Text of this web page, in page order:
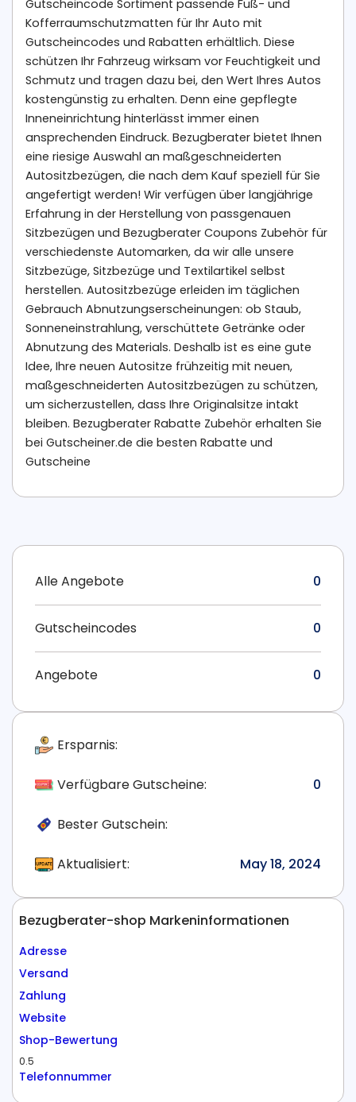
Gutscheincode Sortiment passende Fuß- und
Kofferraumschutzmatten für Ihr Auto mit
Gutscheincodes und Rabatten erhältlich. Diese
schützen Ihr Fahrzeug wirksam vor Feuchtigkeit und
Schmutz und tragen dazu bei, den Wert Ihres Autos
kostengünstig zu erhalten. Denn eine gepflegte
Inneneinrichtung hinterlässt immer einen
ansprechenden Eindruck. Bezugberater bietet Ihnen
eine riesige Auswahl an maßgeschneiderten
Autositzbezügen, die nach dem Kauf speziell für Sie
angefertigt werden! Wir verfügen über langjährige
Erfahrung in der Herstellung von passgenauen
Sitzbezügen und Bezugberater Coupons Zubehör für
verschiedenste Automarken, da wir alle unsere
Sitzbezüge, Sitzbezüge und Textilartikel selbst
herstellen. Autositzbezüge erleiden im täglichen
Gebrauch Abnutzungserscheinungen: ob Staub,
Sonneneinstrahlung, verschüttete Getränke oder
Abnutzung des Materials. Deshalb ist es eine gute
Idee, Ihre neuen Autositze frühzeitig mit neuen,
maßgeschneiderten Autositzbezügen zu schützen,
um sicherzustellen, dass Ihre Originalsitze intakt
bleiben. Bezugberater Rabatte Zubehör erhalten Sie
bei Gutscheiner.de die besten Rabatte und
Gutscheine
Alle Angebote 0
Gutscheincodes 0
Angebote 0
Ersparnis:
Verfügbare Gutscheine: 0
Bester Gutschein:
Aktualisiert: May 18, 2024
Bezugberater-shop Markeninformationen
Adresse
Versand
Zahlung
Website
Shop-Bewertung
0.5
Telefonnummer